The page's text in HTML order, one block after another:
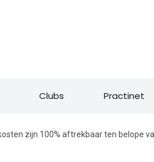
Clubs Practinet
zijn 100% aftrekbaar ten belope